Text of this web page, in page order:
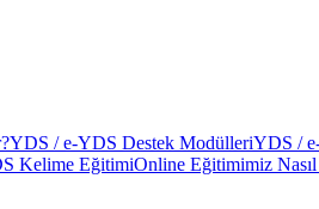
YDS / e-YDS Destek ModülleriYDS /
Kelime EğitimiOnline Eğitimimiz Nasıl